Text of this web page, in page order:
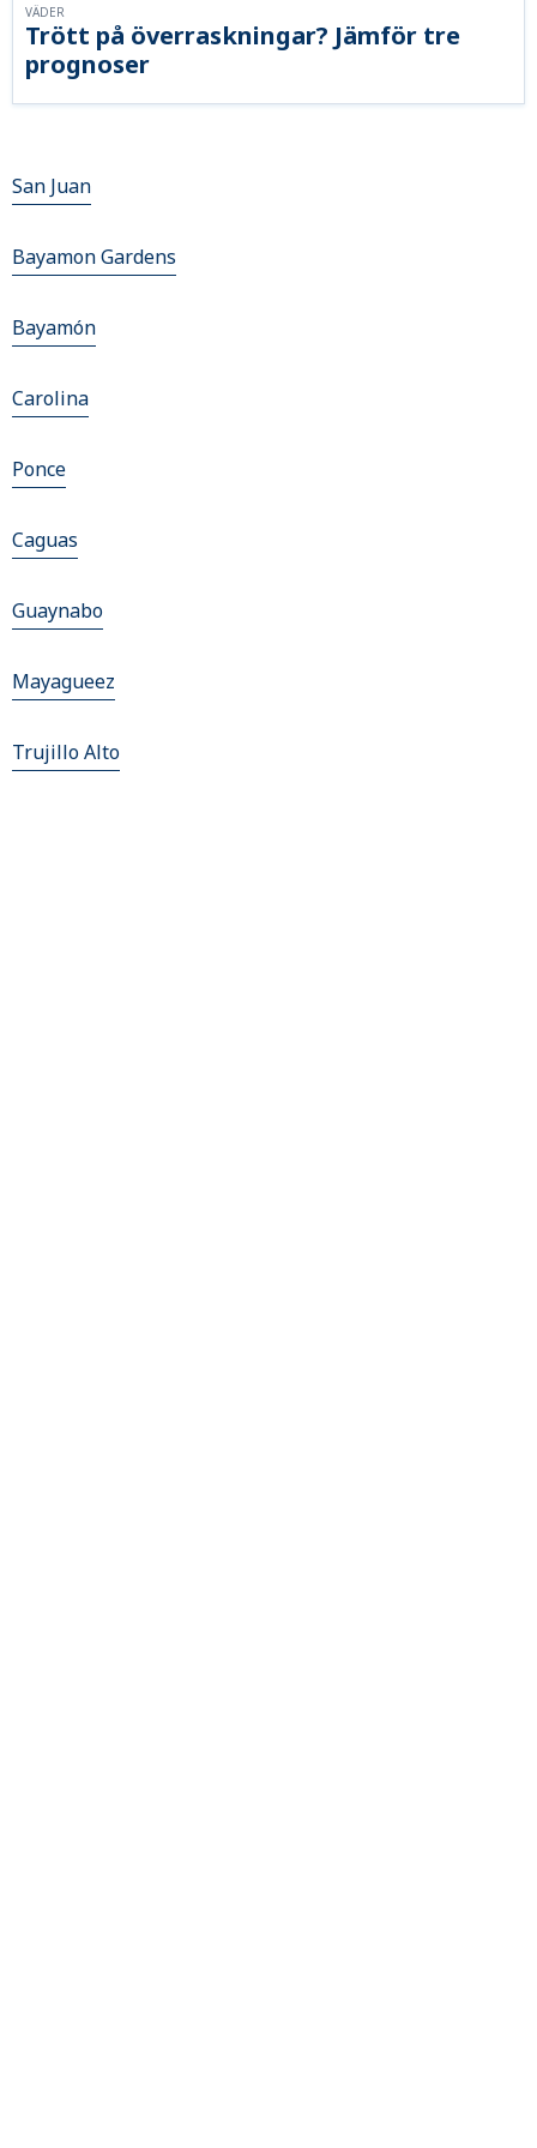
Trött på överraskningar? Jämför tre
prognoser
VÄDER
San Juan
Bayamon Gardens
Bayamón
Carolina
Ponce
Caguas
Guaynabo
Mayagueez
Trujillo Alto